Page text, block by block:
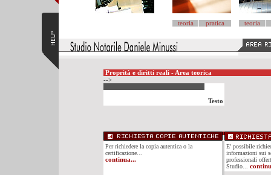
teoria pratica teoria
Proprità e diritti reali - Area teorica
-->
Testo
Per richiedere la copia autentica o la
certificazione...
continua...
E' possibile
informazioni sui
professionali
Studio...